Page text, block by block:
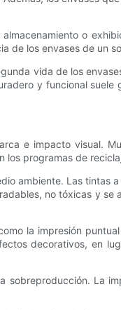
o
de los envases de un
vida de los
y funcional suele
e impacto visual.
los programas de
ambiente. Las tintas
no tóxicas y se
la impresión
decorativos, en
sobreproducción. La